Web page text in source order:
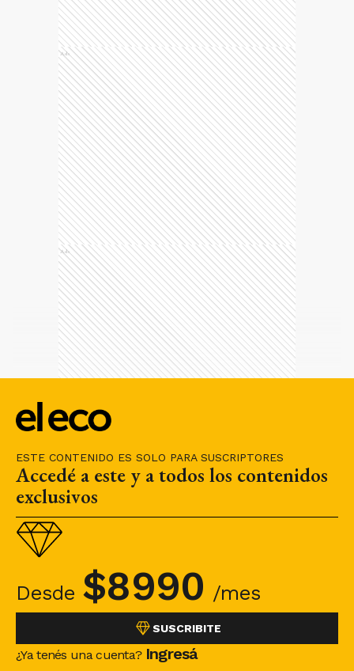
ESTE CONTENIDO ES SOLO PARA SUSCRIPTORES
Accedé a este y a todos los contenidos
exclusivos
Desde $8990 /mes
SUSCRIBITE
¿Ya tenés una cuenta? Ingresá
Ads
Ads